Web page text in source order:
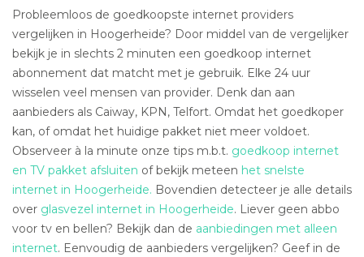
Probleemloos de goedkoopste internet providers
vergelijken in Hoogerheide? Door middel van de vergelijker
bekijk je in slechts 2 minuten een goedkoop internet
abonnement dat matcht met je gebruik. Elke 24 uur
wisselen veel mensen van provider. Denk dan aan
aanbieders als Caiway, KPN, Telfort. Omdat het goedkoper
kan, of omdat het huidige pakket niet meer voldoet.
Observeer à la minute onze tips m.b.t. goedkoop internet
en TV pakket afsluiten of bekijk meteen het snelste
internet in Hoogerheide. Bovendien detecteer je alle details
over glasvezel internet in Hoogerheide. Liever geen abbo
voor tv en bellen? Bekijk dan de aanbiedingen met alleen
internet. Eenvoudig de aanbieders vergelijken? Geef in de